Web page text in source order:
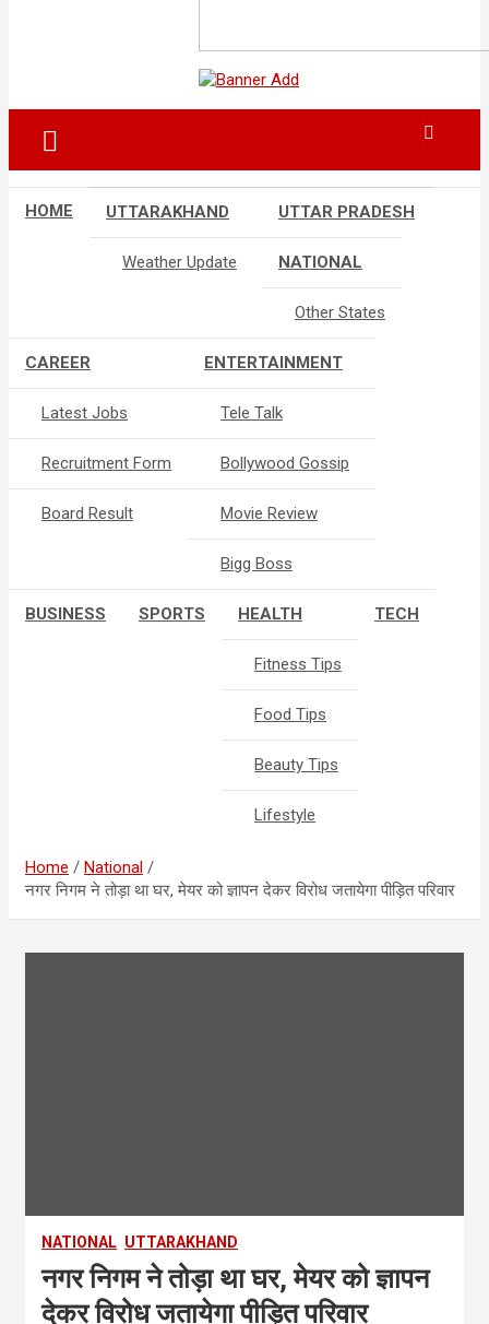
HOME UTTARAKHAND
Weather Update
UTTAR PRADESH
NATIONAL
Other States
CAREER
Latest Jobs
Recruitment Form
Board Result
ENTERTAINMENT
Tele Talk
Bollywood Gossip
Movie Review
Bigg Boss
BUSINESS SPORTS HEALTH
Fitness Tips
Food Tips
Beauty Tips
Lifestyle
TECH
Home
National
नगर निगम ने तोड़ा था घर, मेयर को ज्ञापन देकर विरोध जतायेगा पीड़ित परिवार
NATIONAL UTTARAKHAND
नगर निगम ने तोड़ा था घर, मेयर को ज्ञापन
देकर विरोध जतायेगा पीड़ित परिवार